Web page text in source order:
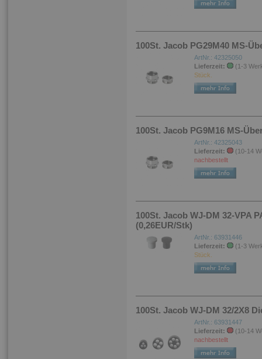
100St. Jacob PG29M40 MS-
ArtNr.: 42325050
Lieferzeit:
(1-3
Stück.
100St. Jacob PG9M16 MS-
ArtNr.: 42325043
Lieferzeit:
(10-14
nachbestellt
100St. Jacob WJ-DM 32-VPA
(0,26EUR/Stk)
ArtNr.: 63931446
Lieferzeit:
(1-3
Stück.
100St. Jacob WJ-DM 32/2X8
ArtNr.: 63931447
Lieferzeit:
(10-14
nachbestellt